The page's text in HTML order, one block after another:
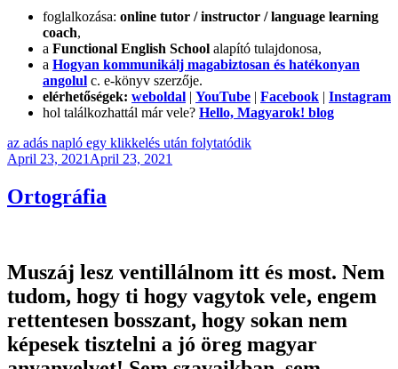
foglalkozása: online tutor / instructor / language learning
coach,
a Functional English School alapító tulajdonosa,
a Hogyan kommunikálj magabiztosan és hatékonyan
angolul c. e-könyv szerzője.
elérhetőségek: weboldal | YouTube | Facebook | Instagram
hol találkozhattál már vele? Hello, Magyarok! blog
az adás napló egy klikkelés után folytatódik
Posted
April 23, 2021 April 23, 2021
Ortográfia
Muszáj lesz ventillálnom itt és most. Nem
tudom, hogy ti hogy vagytok vele, engem
rettentesen bosszant, hogy sokan nem
képesek tisztelni a jó öreg magyar